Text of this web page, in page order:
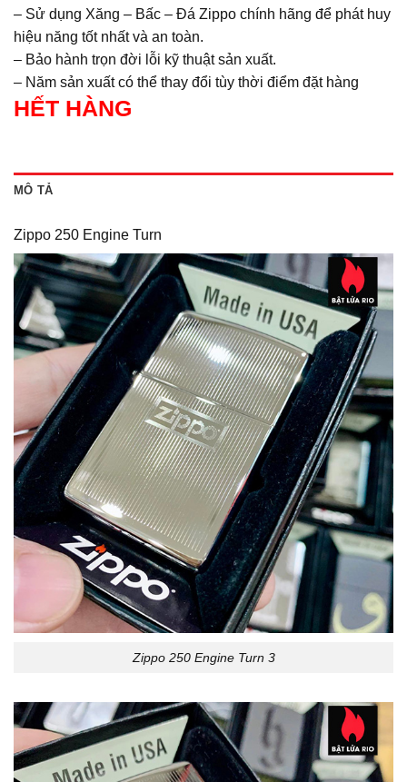
– Sử dụng Xăng – Bấc – Đá Zippo chính hãng để phát huy
hiệu năng tốt nhất và an toàn.
– Bảo hành trọn đời lỗi kỹ thuật sản xuất.
– Năm sản xuất có thể thay đổi tùy thời điểm đặt hàng
HẾT HÀNG
MÔ TẢ
Zippo 250 Engine Turn
Zippo 250 Engine Turn 3